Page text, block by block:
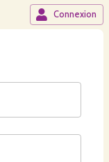
Connexion